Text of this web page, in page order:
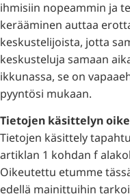
ihmisiin nopeammin ja
kerääminen auttaa
keskustelijoista, jotta
keskusteluja samaan
ikkunassa, se on
pyyntösi mukaan.
Tietojen käsittelyn
Tietojen käsittely
artiklan 1 kohdan f
Oikeutettu etumme
edellä mainittuihin